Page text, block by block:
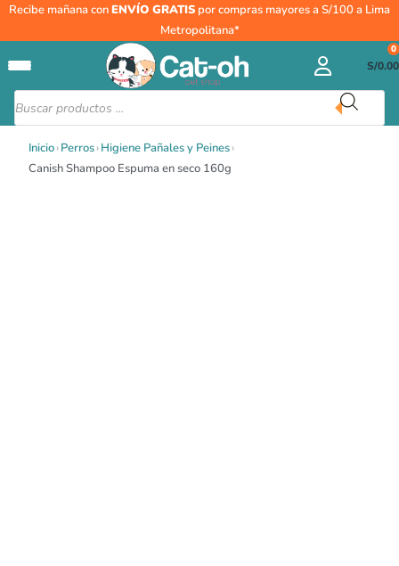
Recibe mañana conENVÍO GRATIS por compras mayores a S/100 a Lima
Metropolitana*
Búsqueda
de
productos
S/0.00
0
Inicio›Perros›Higiene Pañales y Peines›
Canish Shampoo Espuma en seco 160g